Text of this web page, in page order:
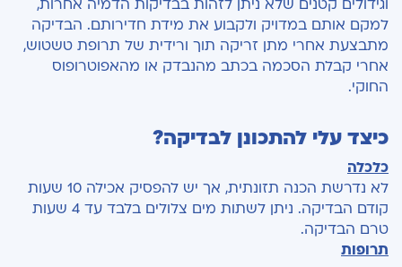
וגידולים קטנים שלא ניתן לזהות בבדיקות הדמיה אחרות,
למקם אותם במדויק ולקבוע את מידת חדירותם. הבדיקה
מתבצעת אחרי מתן זריקה תוך ורידית של תרופת טשטוש,
אחרי קבלת הסכמה בכתב מהנבדק או מהאפוטרופוס
החוקי.
כיצד עלי להתכונן לבדיקה?
כלכלה
לא נדרשת הכנה תזונתית, אך יש להפסיק אכילה 10 שעות
קודם הבדיקה. ניתן לשתות מים צלולים בלבד עד 4 שעות
טרם הבדיקה.
תרופות